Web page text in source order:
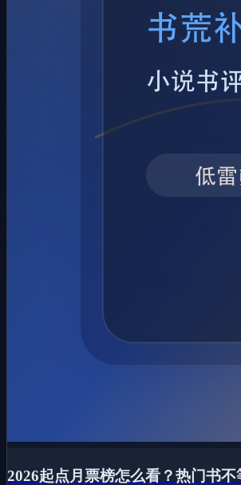
2026起点月票榜怎么看？热门书